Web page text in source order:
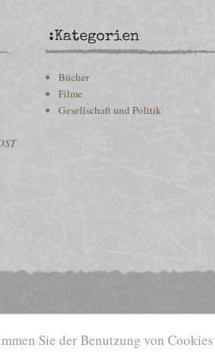
Sie der Benutzung von
:Kategorien
Bücher
Filme
Gesellschaft und Politik